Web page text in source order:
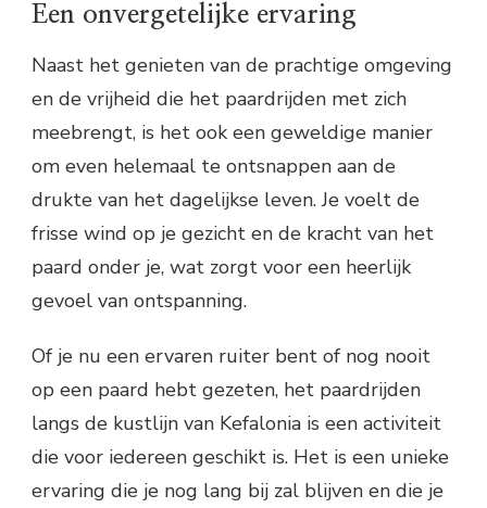
Een onvergetelijke ervaring
Naast het genieten van de prachtige omgeving
en de vrijheid die het paardrijden met zich
meebrengt, is het ook een geweldige manier
om even helemaal te ontsnappen aan de
drukte van het dagelijkse leven. Je voelt de
frisse wind op je gezicht en de kracht van het
paard onder je, wat zorgt voor een heerlijk
gevoel van ontspanning.
Of je nu een ervaren ruiter bent of nog nooit
op een paard hebt gezeten, het paardrijden
langs de kustlijn van Kefalonia is een activiteit
die voor iedereen geschikt is. Het is een unieke
ervaring die je nog lang bij zal blijven en die je